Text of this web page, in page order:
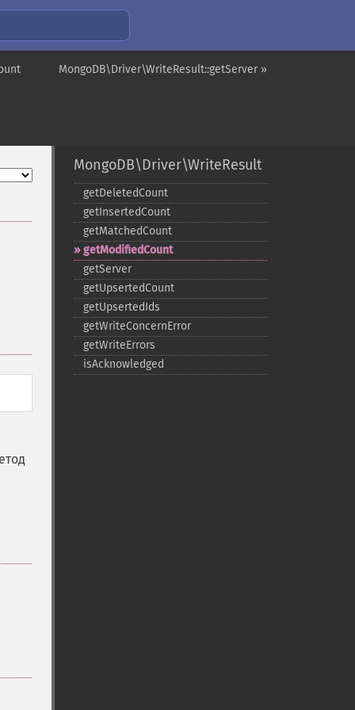
MongoDB\Driver\WriteResult::getServer »
MongoDB\Driver\WriteResult
getDeletedCount
getInsertedCount
getMatchedCount
getModifiedCount
getServer
getUpsertedCount
getUpsertedIds
getWriteConcernError
getWriteErrors
isAcknowledged